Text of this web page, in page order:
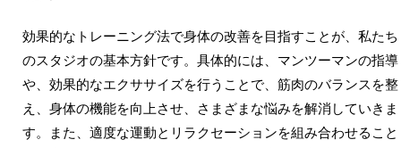
効果的なトレーニング法で身体の改善を目指すことが、私たち
のスタジオの基本方針です。具体的には、マンツーマンの指導
や、効果的なエクササイズを行うことで、筋肉のバランスを整
え、身体の機能を向上させ、さまざまな悩みを解消していきま
す。また、適度な運動とリラクセーションを組み合わせること